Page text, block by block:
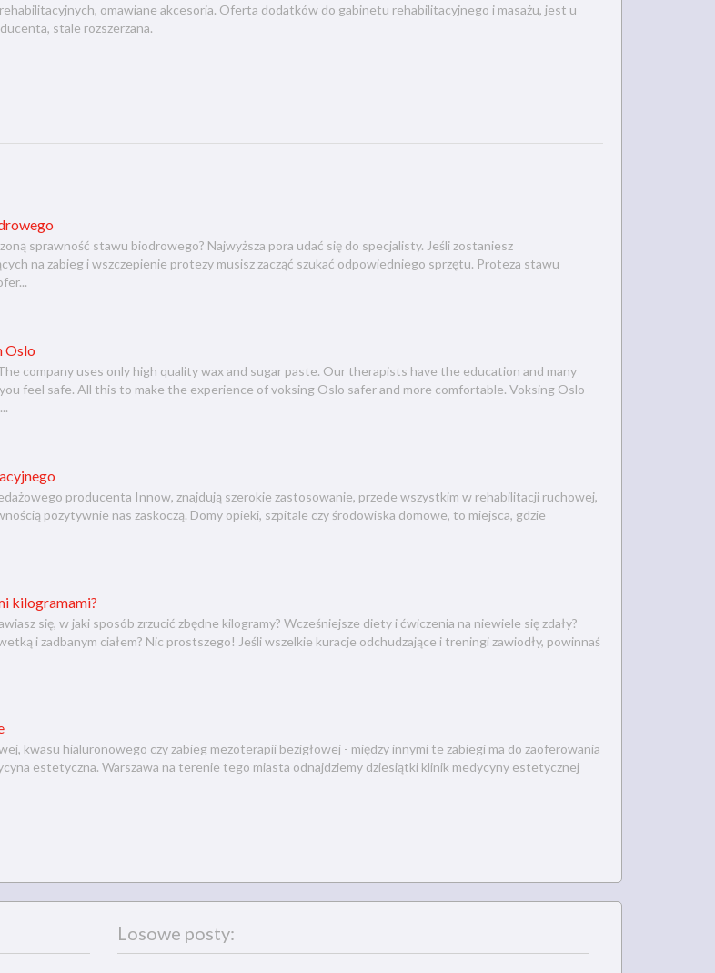
omawiane akcesoria. Oferta dodatków do gabinetu rehabilitacyjnego i masażu, jest u
stale rozszerzana.
sprawność stawu biodrowego? Najwyższa pora udać się do specjalisty. Jeśli zostaniesz
na zabieg i wszczepienie protezy musisz zacząć szukać odpowiedniego sprzętu. Proteza stawu
Oslo
company uses only high quality wax and sugar paste. Our therapists have the education and many
feel safe. All this to make the experience of voksing Oslo safer and more comfortable. Voksing Oslo
producenta Innow, znajdują szerokie zastosowanie, przede wszystkim w rehabilitacji ruchowej,
pozytywnie nas zaskoczą. Domy opieki, szpitale czy środowiska domowe, to miejsca, gdzie
kilogramami?
się, w jaki sposób zrzucić zbędne kilogramy? Wcześniejsze diety i ćwiczenia na niewiele się zdały?
i zadbanym ciałem? Nic prostszego! Jeśli wszelkie kuracje odchudzające i treningi zawiodły, powinnaś
kwasu hialuronowego czy zabieg mezoterapii bezigłowej - między innymi te zabiegi ma do zaoferowania
estetyczna. Warszawa na terenie tego miasta odnajdziemy dziesiątki klinik medycyny estetycznej
Losowe posty: